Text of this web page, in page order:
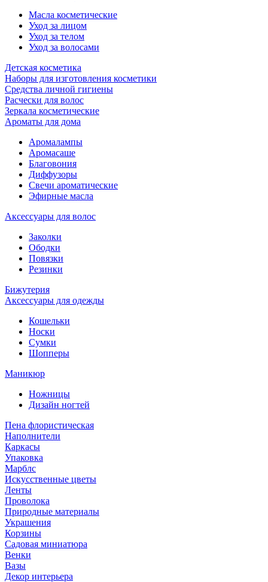
Масла косметические
Уход за лицом
Уход за телом
Уход за волосами
Детская косметика
Наборы для изготовления косметики
Средства личной гигиены
Расчески для волос
Зеркала косметические
Ароматы для дома
Аромалампы
Аромасаше
Благовония
Диффузоры
Свечи ароматические
Эфирные масла
Аксессуары для волос
Заколки
Ободки
Повязки
Резинки
Бижутерия
Аксессуары для одежды
Кошельки
Носки
Сумки
Шопперы
Маникюр
Ножницы
Дизайн ногтей
Пена флористическая
Наполнители
Каркасы
Упаковка
Марблс
Искусственные цветы
Ленты
Проволока
Природные материалы
Украшения
Корзины
Садовая миниатюра
Венки
Вазы
Декор интерьера